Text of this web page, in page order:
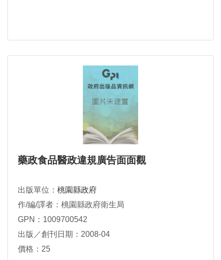
藥政食品醫政違規廣告面面觀
出版單位： 桃園縣政府
作/編/譯者：桃園縣政府衛生局
GPN：1009700542
出版／創刊日期：2008-04
價格：25